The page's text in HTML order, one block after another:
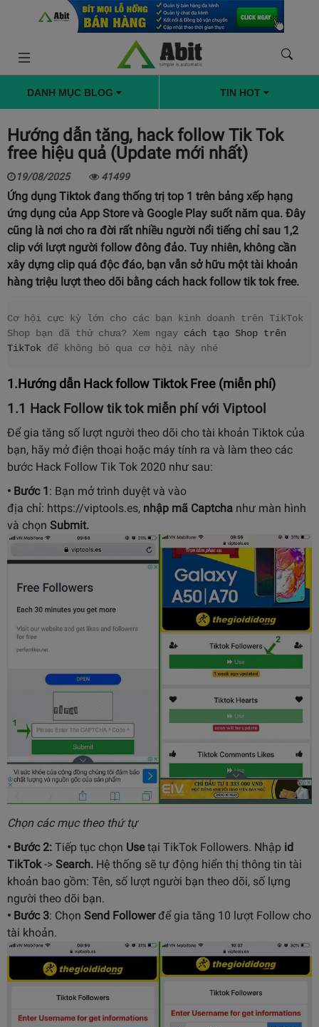
DANH MỤC BLOG TIN HOT
Hướng dẫn tăng, hack follow Tik Tok
free hiệu quả (Update mới nhất)
19/08/2025 41499
Ứng dụng Tiktok đang thống trị top 1 trên bảng xếp hạng
ứng dụng của App Store và Google Play suốt năm qua. Đây
cũng là nơi cho ra đời rất nhiều người nổi tiếng chỉ sau 1,2
clip với lượt người follow đông đảo. Tuy nhiên, không cần
xây dựng clip quá độc đáo, bạn vẫn sở hữu một tài khoản
hàng triệu lượt theo dõi bằng cách hack follow tik tok free.
Cơ hội cực kỳ lớn cho các bạn kinh doanh trên TikTok
Shop bạn đã thử chưa? Xem ngay cách tạo Shop trên
TikTok để không bỏ qua cơ hội này nhé
1.Hướng dẫn Hack follow Tiktok Free (miễn phí)
1.1 Hack Follow tik tok miễn phí với Viptool
Để gia tăng số lượt người theo dõi cho tài khoản Tiktok của
bạn, hãy mở điện thoại hoặc máy tính ra và làm theo các
bước Hack Follow Tik Tok 2020 như sau:
• Bước 1: Bạn mở trình duyệt và vào
địa chỉ: https://viptools.es, nhập mã Captcha như màn hình
và chọn Submit.
Chọn các mục theo thứ tự
• Bước 2: Tiếp tục chọn Usetại TikTok Followers. Nhập id
TikTok-> Search. Hệ thống sẽ tự động hiển thị thông tin tài
khoản bao gồm: Tên, số lượt người bạn theo dõi, số lựng
người theo dõi bạn.
• Bước 3: Chọn Send Followerđể gia tăng 10 lượt Follow cho
tài khoản.